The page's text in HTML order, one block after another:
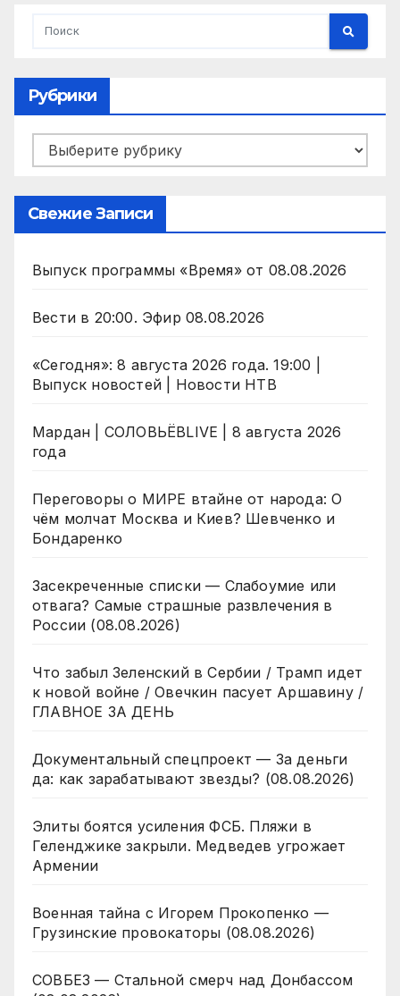
Рубрики
Рубрики
Свежие Записи
Выпуск программы «Время» от 08.08.2026
Вести в 20:00. Эфир 08.08.2026
«Сегодня»: 8 августа 2026 года. 19:00 |
Выпуск новостей | Новости НТВ
Мардан | СОЛОВЬЁВLIVE | 8 августа 2026
года
Переговоры о МИРЕ втайне от народа: О
чём молчат Москва и Киев? Шевченко и
Бондаренко
Засекреченные списки — Слабоумие или
отвага? Самые страшные развлечения в
России (08.08.2026)
Что забыл Зеленский в Сербии / Трамп идет
к новой войне / Овечкин пасует Аршавину /
ГЛАВНОЕ ЗА ДЕНЬ
Документальный спецпроект — За деньги
да: как зарабатывают звезды? (08.08.2026)
Элиты боятся усиления ФСБ. Пляжи в
Геленджике закрыли. Медведев угрожает
Армении
Военная тайна с Игорем Прокопенко —
Грузинские провокаторы (08.08.2026)
СОВБЕЗ — Стальной смерч над Донбассом